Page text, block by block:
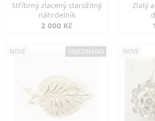
Stříbrný zlacený starožitný
náhrdelník
2 000 Kč
Zlatý
NOVÉ OBJEDNÁNO NOVÉ